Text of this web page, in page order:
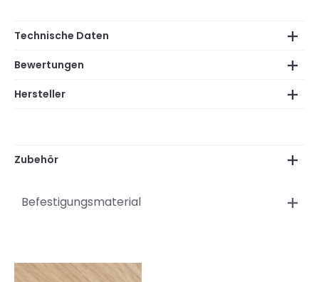
Technische Daten
Bewertungen
Hersteller
Zubehör
Befestigungsmaterial